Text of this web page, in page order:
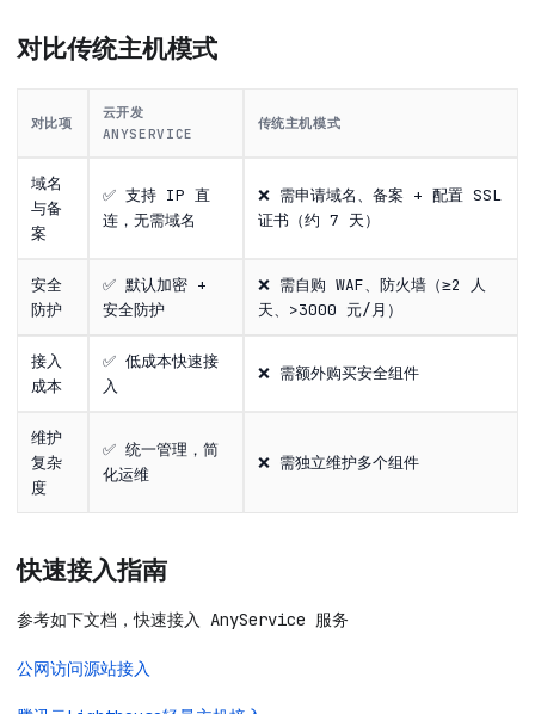
对比传统主机模式
对比项
云开发
ANYSERVICE
传统主机模式
域名
与备
案
✅ 支持 IP 直
连，无需域名
❌ 需申请域名、备案 + 配置 SSL
证书（约 7 天）
安全
防护
✅ 默认加密 +
安全防护
❌ 需自购 WAF、防火墙（≥2 人
天、>3000 元/月）
接入
成本
✅ 低成本快速接
入
❌ 需额外购买安全组件
维护
复杂
度
✅ 统一管理，简
化运维
❌ 需独立维护多个组件
快速接入指南
参考如下文档，快速接入 AnyService 服务
公网访问源站接入